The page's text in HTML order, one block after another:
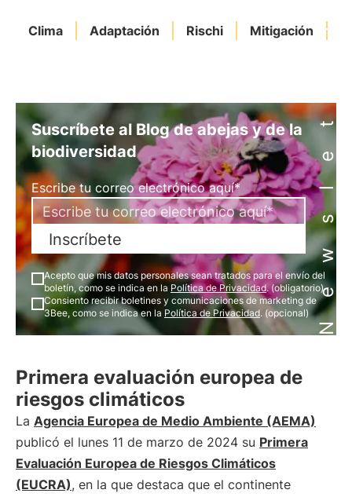
Clima Adaptación Rischi MitigaciónNewsletter
Suscríbete al Blog de abejas y de la
biodiversidad
Escribe tu correo electrónico aquí*
Inscríbete
Acepto que mis datos personales sean tratados para el envío del
boletín, como se indica en la Política de Privacidad. (obligatorio)
Consiento recibir boletines y comunicaciones de marketing de
3Bee, como se indica en la Política de Privacidad. (opcional)
Primera evaluación europea de
riesgos climáticos
La Agencia Europea de Medio Ambiente (AEMA)
publicó el lunes 11 de marzo de 2024 su Primera
Evaluación Europea de Riesgos Climáticos
(EUCRA), en la que destaca que el continente